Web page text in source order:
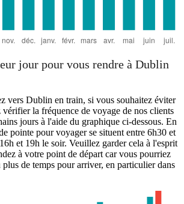
jour pour vous rendre à Dublin
vers Dublin en train, si vous souhaitez éviter
la fréquence de voyage de nos clients
jours à l'aide du graphique ci-dessous. En
pointe pour voyager se situent entre 6h30 et
et 19h le soir. Veuillez garder cela à l'esprit
à votre point de départ car vous pourriez
de temps pour arriver, en particulier dans